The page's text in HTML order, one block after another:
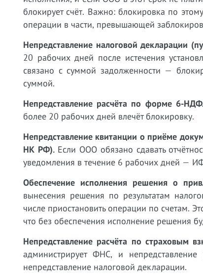
блокирует счёт. Важно: блокировка по
операции в части, превышающей
Непредставление налоговой декларации
20 рабочих дней после истечения
связано с суммой задолженности —
суммой.
Непредставление расчёта по форме 6-
более 20 рабочих дней влечёт блокировку.
Непредставление квитанции о приёме
НК РФ).Если ООО обязано сдавать
уведомления в течение 6 рабочих дней —
Обеспечение исполнения решения о
вынесения решения по результатам
числе приостановить операции по счетам.
что без обеспечения исполнение решения
Непредставление расчёта по страховым
администрирует ФНС, и
непредставление налоговой декларации.